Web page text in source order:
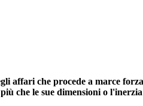
affari che procede a marce
che le sue dimensioni o